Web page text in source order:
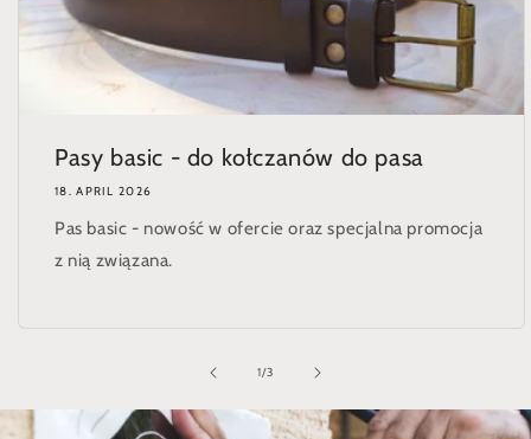
Pasy basic - do kołczanów do pasa
18. APRIL 2026
Pas basic - nowość w ofercie oraz specjalna promocja
z nią związana.
1/von
3